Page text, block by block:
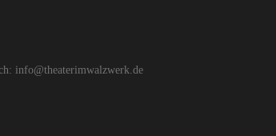
info@theaterimwalzwerk.de